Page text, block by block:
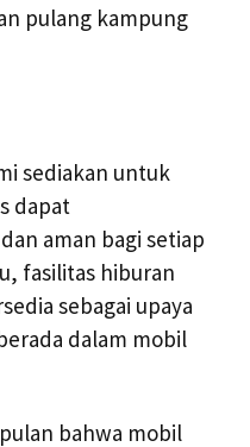
pulang kampung
sediakan untuk
dapat
aman bagi setiap
fasilitas hiburan
sebagai upaya
dalam mobil
bahwa mobil